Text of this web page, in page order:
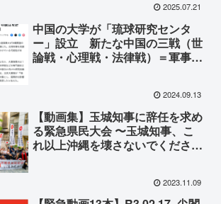
2025.07.21
中国の大学が「琉球研究センタ
ー」設立 新たな中国の三戦（世
論戦・心理戦・法律戦）＝軍事的
2024.09.13
【動画集】玉城知事に辞任を求め
る緊急県民大会 〜玉城知事、こ
れ以上沖縄を壊さないでくださ
2023.11.09